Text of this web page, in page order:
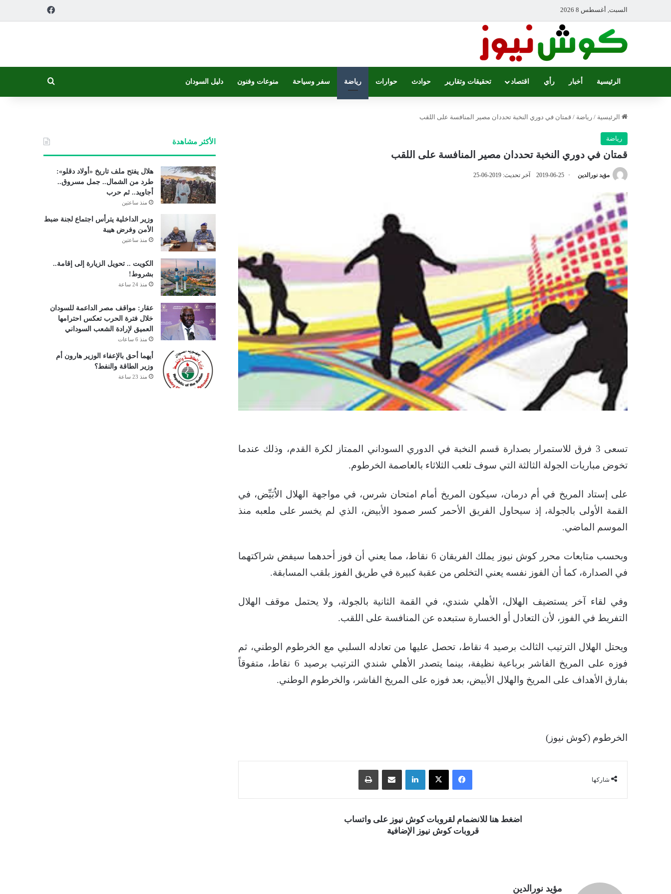
السبت, أغسطس 8 2026
الرئيسية أخبار رأي اقتصاد تحقيقات وتقارير حوادث حوارات رياضة سفر وسياحة منوعات وفنون دليل السودان
الرئيسية / رياضة / قمتان في دوري النخبة تحددان مصير المنافسة على اللقب
رياضة
قمتان في دوري النخبة تحددان مصير المنافسة على اللقب
مؤيد نورالدين 2019-06-25 آخر تحديث: 2019-06-25
تسعى 3 فرق للاستمرار بصدارة قسم النخبة في الدوري السوداني الممتاز لكرة القدم، وذلك عندما
تخوض مباريات الجولة الثالثة التي سوف تلعب الثلاثاء بالعاصمة الخرطوم.
على إستاد المريخ في أم درمان، سيكون المريخ أمام امتحان شرس، في مواجهة الهلال الاُبَيِّض، في
القمة الأولى بالجولة، إذ سيحاول الفريق الأحمر كسر صمود الأبيض، الذي لم يخسر على ملعبه منذ
الموسم الماضي.
وبحسب متابعات محرر كوش نيوز يملك الفريقان 6 نقاط، مما يعني أن فوز أحدهما سيفض شراكتهما
في الصدارة، كما أن الفوز نفسه يعني التخلص من عقبة كبيرة في طريق الفوز بلقب المسابقة.
وفي لقاء آخر يستضيف الهلال، الأهلي شندي، في القمة الثانية بالجولة، ولا يحتمل موقف الهلال
التفريط في الفوز، لأن التعادل أو الخسارة ستبعده عن المنافسة على اللقب.
ويحتل الهلال الترتيب الثالث برصيد 4 نقاط، تحصل عليها من تعادله السلبي مع الخرطوم الوطني، ثم
فوزه على المريخ الفاشر برباعية نظيفة، بينما يتصدر الأهلي شندي الترتيب برصيد 6 نقاط، متفوقاً
بفارق الأهداف على المريخ والهلال الأبيض، بعد فوزه على المريخ الفاشر، والخرطوم الوطني.
الخرطوم (كوش نيوز)
شاركها
فيسبوك ‫X لينكدإن مشاركة عبر البريد
اضغط هنا للانضمام لقروبات كوش نيوز على واتساب
قروبات كوش نيوز الإضافية
مؤيد نورالدين
الأكثر مشاهدة
هلال يفتح ملف تاريخ «أولاد دقلو»:
طرد من الشمال.. جمل مسروق..
أجاويد.. ثم حرب
منذ ساعتين
وزير الداخلية يترأس اجتماع لجنة ضبط
الأمن وفرض هيبة
منذ ساعتين
الكويت .. تحويل الزيارة إلى إقامة..
بشروط!
منذ 24 ساعة
عقار: مواقف مصر الداعمة للسودان
خلال فترة الحرب تعكس احترامها
العميق لإرادة الشعب السوداني
منذ 6 ساعات
أيهما أحق بالإعفاء الوزير هارون أم
وزير الطاقة والنفط؟
منذ 23 ساعة